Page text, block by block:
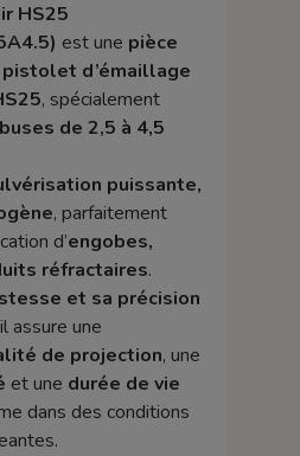
HS25
est une pièce
pistolet d’émaillage
, spécialement
buses de 2,5 à 4,5
puissante,
, parfaitement
d’engobes,
réfractaires.
et sa précision
assure une
de projection, une
et une durée de vie
dans des conditions